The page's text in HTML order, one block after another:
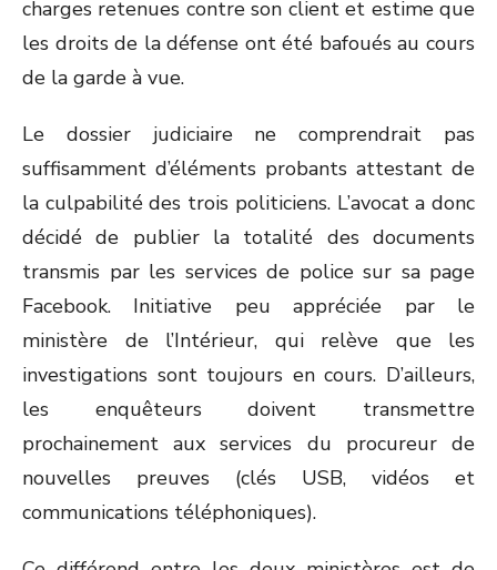
charges retenues contre son client et estime que
les droits de la défense ont été bafoués au cours
de la garde à vue.
Le dossier judiciaire ne comprendrait pas
suffisamment d’éléments probants attestant de
la culpabilité des trois politiciens. L’avocat a donc
décidé de publier la totalité des documents
transmis par les services de police sur sa page
Facebook. Initiative peu appréciée par le
ministère de l’Intérieur, qui relève que les
investigations sont toujours en cours. D’ailleurs,
les enquêteurs doivent transmettre
prochainement aux services du procureur de
nouvelles preuves (clés USB, vidéos et
communications téléphoniques).